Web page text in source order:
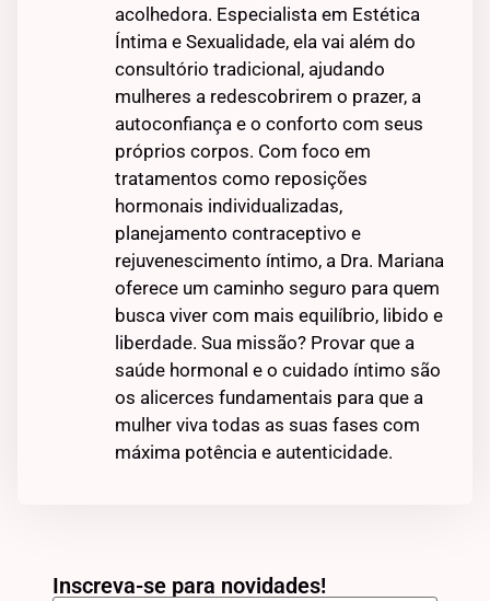
acolhedora. Especialista em Estética
Íntima e Sexualidade, ela vai além do
consultório tradicional, ajudando
mulheres a redescobrirem o prazer, a
autoconfiança e o conforto com seus
próprios corpos. Com foco em
tratamentos como reposições
hormonais individualizadas,
planejamento contraceptivo e
rejuvenescimento íntimo, a Dra. Mariana
oferece um caminho seguro para quem
busca viver com mais equilíbrio, libido e
liberdade. Sua missão? Provar que a
saúde hormonal e o cuidado íntimo são
os alicerces fundamentais para que a
mulher viva todas as suas fases com
máxima potência e autenticidade.
Inscreva-se para novidades!